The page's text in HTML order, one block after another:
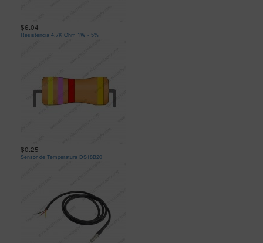
$6.04
Resistencia 4.7K Ohm 1W - 5%
$0.25
Sensor de Temperatura DS18B20